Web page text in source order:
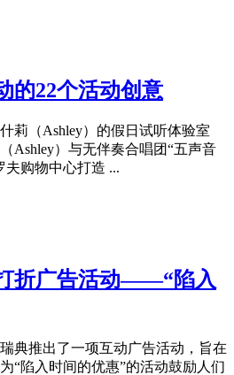
的22个活动创意
莉（Ashley）的假日试听体验室
Ashley）与无伴奏合唱团“五声音
夫购物中心打造 ...
折广告活动——“陷入
典推出了一项互动广告活动，旨在
“陷入时间的优惠”的活动鼓励人们